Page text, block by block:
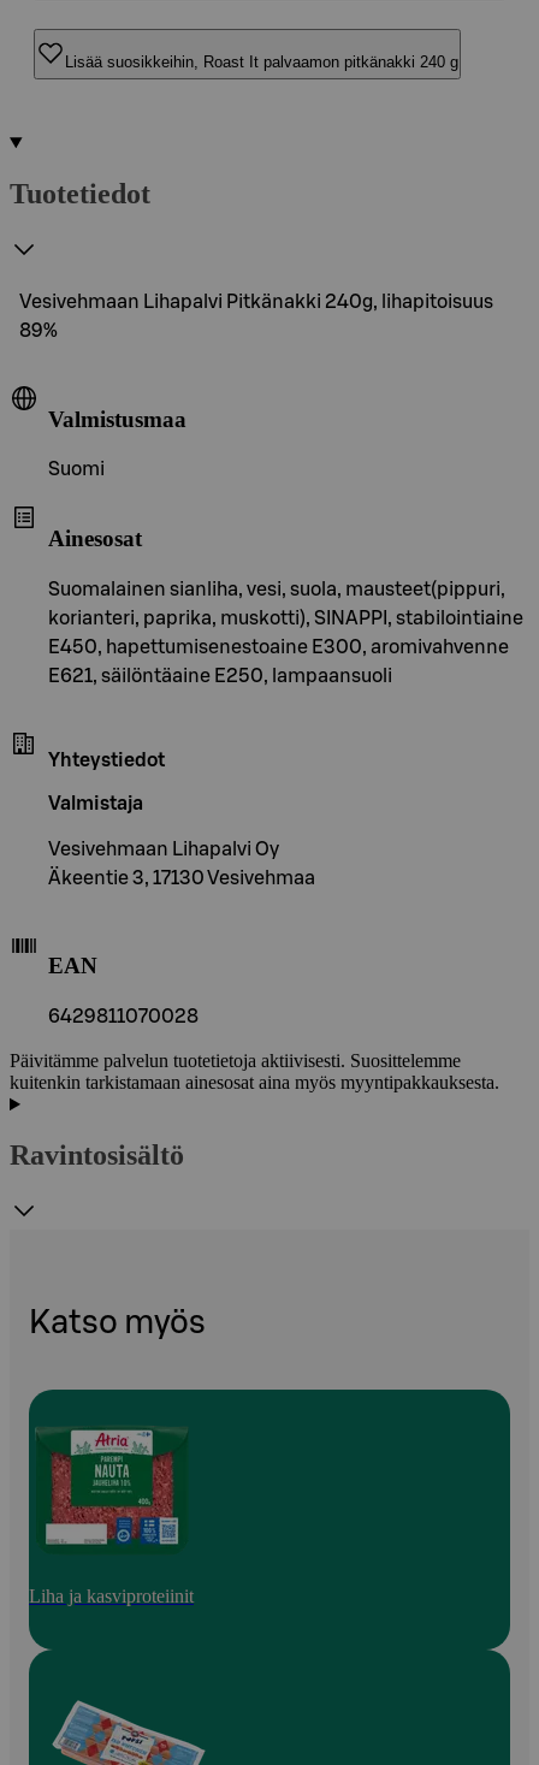
Lisää suosikkeihin, Roast It palvaamon pitkänakki 240 g
Tuotetiedot
Vesivehmaan Lihapalvi Pitkänakki 240g, lihapitoisuus
89%
Valmistusmaa
Suomi
Ainesosat
Suomalainen sianliha, vesi, suola, mausteet(pippuri,
korianteri, paprika, muskotti), SINAPPI, stabilointiaine
E450, hapettumisenestoaine E300, aromivahvenne
E621, säilöntäaine E250, lampaansuoli
Yhteystiedot
Valmistaja
Vesivehmaan Lihapalvi Oy
Äkeentie 3, 17130 Vesivehmaa
EAN
6429811070028
Päivitämme palvelun tuotetietoja aktiivisesti. Suosittelemme
kuitenkin tarkistamaan ainesosat aina myös myyntipakkauksesta.
Ravintosisältö
Katso myös
Liha ja kasviproteiinit